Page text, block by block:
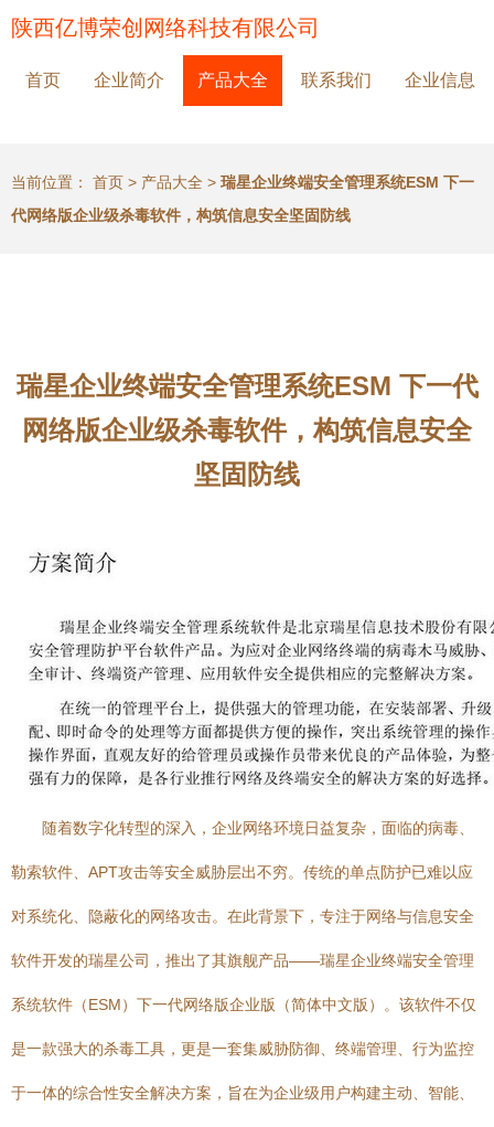
陕西亿博荣创网络科技有限公司
首页 企业简介 产品大全 联系我们 企业信息
当前位置： 首页 > 产品大全 > 瑞星企业终端安全管理系统ESM 下一
代网络版企业级杀毒软件，构筑信息安全坚固防线
瑞星企业终端安全管理系统ESM 下一代
网络版企业级杀毒软件，构筑信息安全
坚固防线
随着数字化转型的深入，企业网络环境日益复杂，面临的病毒、
勒索软件、APT攻击等安全威胁层出不穷。传统的单点防护已难以应
对系统化、隐蔽化的网络攻击。在此背景下，专注于网络与信息安全
软件开发的瑞星公司，推出了其旗舰产品——瑞星企业终端安全管理
系统软件（ESM）下一代网络版企业版（简体中文版）。该软件不仅
是一款强大的杀毒工具，更是一套集威胁防御、终端管理、行为监控
于一体的综合性安全解决方案，旨在为企业级用户构建主动、智能、